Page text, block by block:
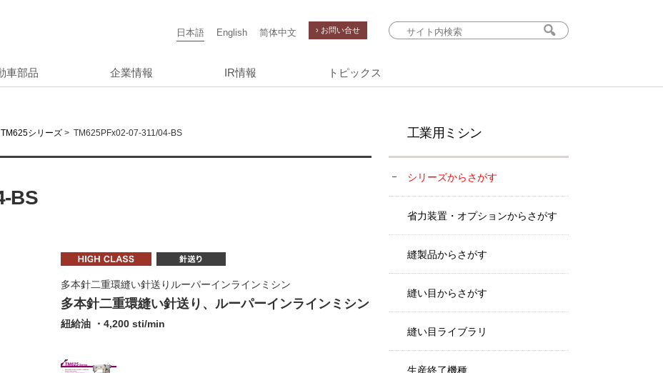
日本語 English 简体中文 › お問い合せ
車部品 企業情報 IR情報 トピックス
TM625シリーズ > TM625PFx02-07-311/04-BS
BS
多本針二重環縫い針送りルーパーインラインミシン
多本針二重環縫い針送り、ルーパーインラインミシン
紐給油 ・4,200 sti/min
工業用ミシン
シリーズからさがす
省力装置・オプションからさがす
縫製品からさがす
縫い目からさがす
縫い目ライブラリ
生産終了機種